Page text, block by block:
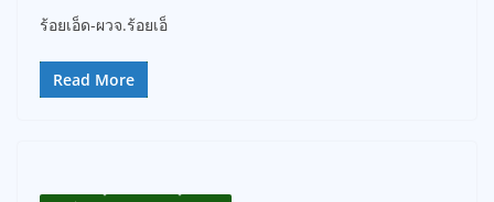
ร้อยเอ็ด-ผวจ.ร้อยเอ็
Read More